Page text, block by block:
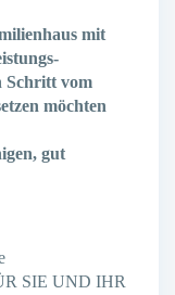
mit
Schritt vom
möchten
gut
SIE UND IHR